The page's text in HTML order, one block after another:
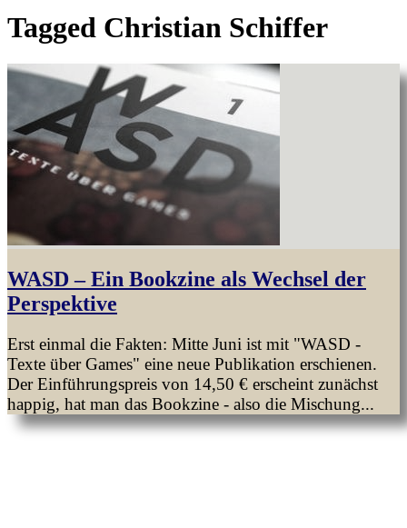
Tagged Christian Schiffer
WASD – Ein Bookzine als Wechsel der
Perspektive
Erst einmal die Fakten: Mitte Juni ist mit "WASD -
Texte über Games" eine neue Publikation erschienen.
Der Einführungspreis von 14,50 € erscheint zunächst
happig, hat man das Bookzine - also die Mischung...